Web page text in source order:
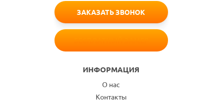
ИНФОРМАЦИЯ
О нас
Контакты
ЗАКАЗАТЬ ЗВОНОК